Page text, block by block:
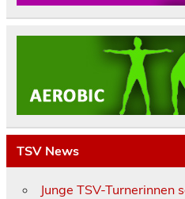
TSV News
Junge TSV-Turnerinnen